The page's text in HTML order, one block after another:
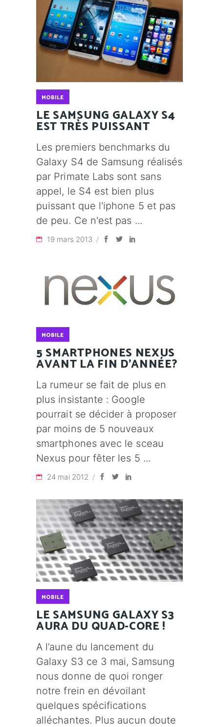
MOBILE
LE SAMSUNG GALAXY S4
EST TRÈS PUISSANT
Les premiers benchmarks du
Galaxy S4 de Samsung réalisés
par Primate Labs sont sans
appel, le S4 est bien plus
puissant que l'iphone 5 et pas
de peu. Ce n'est pas
19 mars 2013
MOBILE
5 SMARTPHONES NEXUS
AVANT LA FIN D'ANNÉE?
La rumeur se fait de plus en
plus insistante : Google
pourrait se décider à proposer
par moins de 5 nouveaux
smartphones avec le sceau
Nexus pour fêter les 5
24 mai 2012
MOBILE
LE SAMSUNG GALAXY S3
AURA DU QUAD-CORE !
A l’aune du lancement du
Galaxy S3 ce 3 mai, Samsung
nous donne de quoi ronger
notre frein en dévoilant
quelques spécifications
alléchantes. Plus aucun doute